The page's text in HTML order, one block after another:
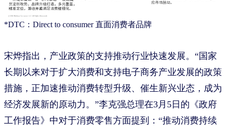
*DTC：Direct to consumer 直面消费者品牌
宋烨指出，产业政策的支持推动行业快速发展。“国家
长期以来对于扩大消费和支持电子商务产业发展的政策
措施，正加速推动消费转型升级、催生新兴业态，成为
经济发展新的原动力。”李克强总理在3月5日的《政府
工作报告》中对于消费零售方面提到：“推动消费持续